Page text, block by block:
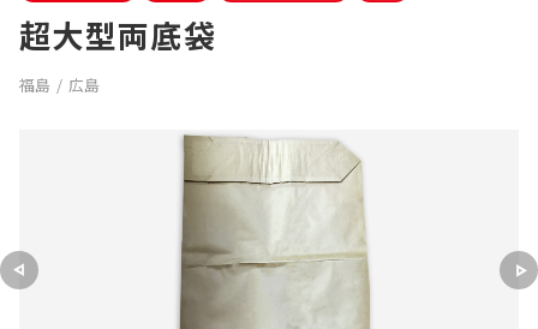
超大型両底袋
福島 広島